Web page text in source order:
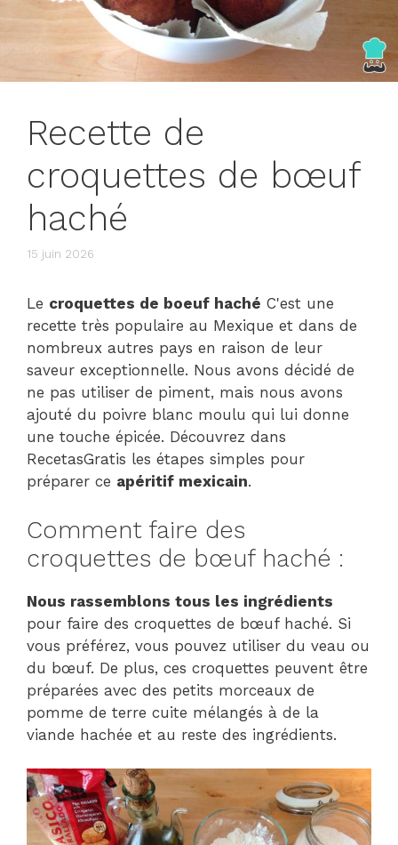
Recette de
croquettes de bœuf
haché
15 juin 2026
Le croquettes de boeuf haché C'est une
recette très populaire au Mexique et dans de
nombreux autres pays en raison de leur
saveur exceptionnelle. Nous avons décidé de
ne pas utiliser de piment, mais nous avons
ajouté du poivre blanc moulu qui lui donne
une touche épicée. Découvrez dans
RecetasGratis les étapes simples pour
préparer ce apéritif mexicain.
Comment faire des
croquettes de bœuf haché :
Nous rassemblons tous les ingrédients
pour faire des croquettes de bœuf haché. Si
vous préférez, vous pouvez utiliser du veau ou
du bœuf. De plus, ces croquettes peuvent être
préparées avec des petits morceaux de
pomme de terre cuite mélangés à de la
viande hachée et au reste des ingrédients.